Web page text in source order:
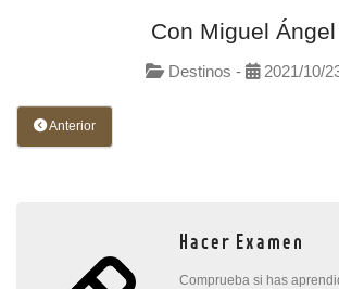
Con Miguel Ángel
Destinos - 2021/10/
Anterior
Hacer Examen
Comprueba si has